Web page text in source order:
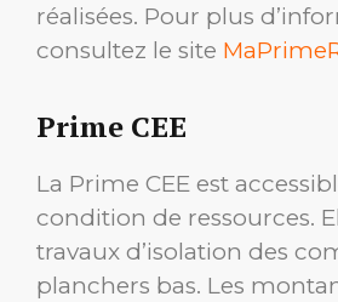
réalisées. Pour plus
consultez le site
Prime CEE
La Prime CEE est
condition de ressources.
travaux d’isolation des
planchers bas. Les